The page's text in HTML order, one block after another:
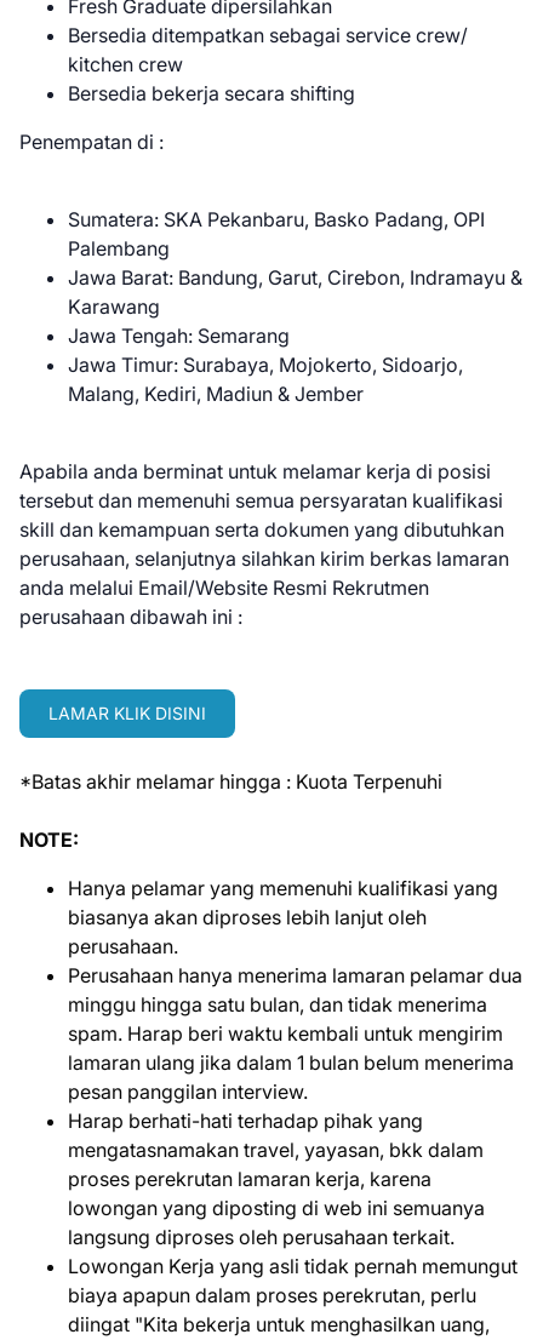
Fresh Graduate dipersilahkan
Bersedia ditempatkan sebagai service crew/
kitchen crew
Bersedia bekerja secara shifting
Penempatan di :
Sumatera: SKA Pekanbaru, Basko Padang, OPI
Palembang
Jawa Barat: Bandung, Garut, Cirebon, Indramayu &
Karawang
Jawa Tengah: Semarang
Jawa Timur: Surabaya, Mojokerto, Sidoarjo,
Malang, Kediri, Madiun & Jember
Apabila anda berminat untuk melamar kerja di posisi
tersebut dan memenuhi semua persyaratan kualifikasi
skill dan kemampuan serta dokumen yang dibutuhkan
perusahaan, selanjutnya silahkan kirim berkas lamaran
anda melalui Email/Website Resmi Rekrutmen
perusahaan dibawah ini :
LAMAR KLIK DISINI
*Batas akhir melamar hingga : Kuota Terpenuhi
NOTE:
Hanya pelamar yang memenuhi kualifikasi yang
biasanya akan diproses lebih lanjut oleh
perusahaan.
Perusahaan hanya menerima lamaran pelamar dua
minggu hingga satu bulan, dan tidak menerima
spam. Harap beri waktu kembali untuk mengirim
lamaran ulang jika dalam 1 bulan belum menerima
pesan panggilan interview.
Harap berhati-hati terhadap pihak yang
mengatasnamakan travel, yayasan, bkk dalam
proses perekrutan lamaran kerja, karena
lowongan yang diposting di web ini semuanya
langsung diproses oleh perusahaan terkait.
Lowongan Kerja yang asli tidak pernah memungut
biaya apapun dalam proses perekrutan, perlu
diingat "Kita bekerja untuk menghasilkan uang,